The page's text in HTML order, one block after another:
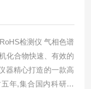
检测仪 气相色谱
化合物快速、有效的
器精心打造的一款高
年,集合国内科研单